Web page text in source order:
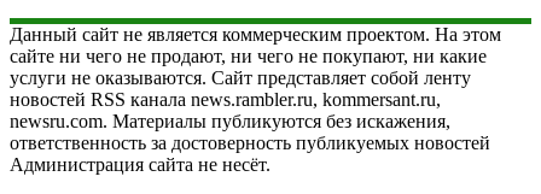
Данный сайт не является коммерческим проектом. На этом
сайте ни чего не продают, ни чего не покупают, ни какие
услуги не оказываются. Сайт представляет собой ленту
новостей RSS канала news.rambler.ru, kommersant.ru,
newsru.com. Материалы публикуются без искажения,
ответственность за достоверность публикуемых новостей
Администрация сайта не несёт.